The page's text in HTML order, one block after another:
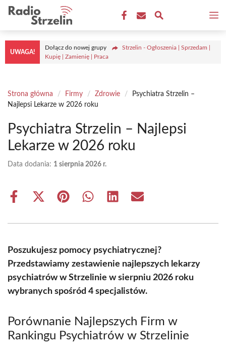
Przejdź
treści
UWAGA!
Dołącz do nowej grupy
Strzelin - Ogłoszenia | Sprzedam |
Kupię | Zamienię | Praca
Strona główna / Firmy / Zdrowie /
Psychiatra Strzelin –
Najlepsi Lekarze w 2026 roku
Psychiatra Strzelin – Najlepsi
Lekarze w 2026 roku
Data dodania: 1 sierpnia 2026 r.
Share
Share
(Twitter)
Share Share Share Share
Poszukujesz pomocy psychiatrycznej?
Przedstawiamy zestawienie najlepszych lekarzy
psychiatrów w Strzelinie w sierpniu 2026 roku
wybranych spośród 4 specjalistów.
Porównanie Najlepszych Firm w
Rankingu Psychiatrów w Strzelinie